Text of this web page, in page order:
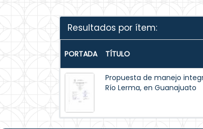
Resultados por ítem:
PORTADA TÍTULO
Propuesta de manejo
Río Lerma, en Guanajuato